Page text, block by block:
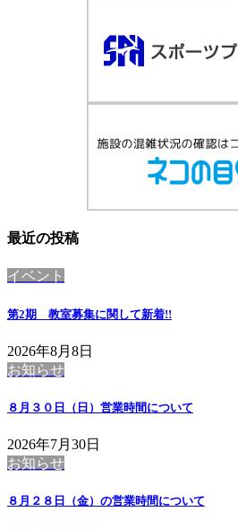
最近の投稿
イベント
第2期 教室募集に関して新着!!
2026年8月8日
お知らせ
８月３０日（日）営業時間について
2026年7月30日
お知らせ
８月２８日（金）の営業時間について